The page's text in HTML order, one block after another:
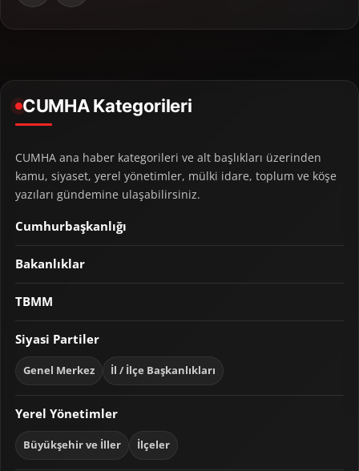
CUMHA Kategorileri
CUMHA ana haber kategorileri ve alt başlıkları üzerinden
kamu, siyaset, yerel yönetimler, mülki idare, toplum ve köşe
yazıları gündemine ulaşabilirsiniz.
Cumhurbaşkanlığı
Bakanlıklar
TBMM
Siyasi Partiler
Genel Merkez İl / İlçe Başkanlıkları
Yerel Yönetimler
Büyükşehir ve İller İlçeler